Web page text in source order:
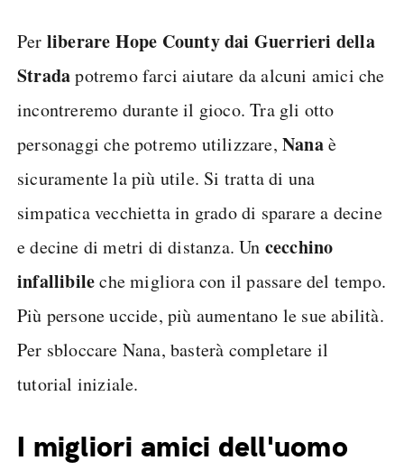
Per liberare Hope County dai Guerrieri della
Stradapotremo farci aiutare da alcuni amici che
incontreremo durante il gioco. Tra gli otto
personaggi che potremo utilizzare, Nanaè
sicuramente la più utile. Si tratta di una
simpatica vecchietta in grado di sparare a decine
e decine di metri di distanza. Un cecchino
infallibileche migliora con il passare del tempo.
Più persone uccide, più aumentano le sue abilità.
Per sbloccare Nana, basterà completare il
tutorial iniziale.
I migliori amici dell'uomo